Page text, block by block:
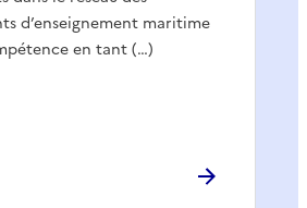
d’enseignement maritime
en tant (…)